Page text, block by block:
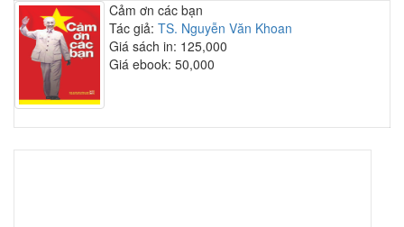
Cảm ơn các bạn
Tác giả: TS. Nguyễn Văn Khoan
Giá sách in: 125,000
Giá ebook: 50,000